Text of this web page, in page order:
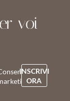
voi
INSCRIVI
ORA